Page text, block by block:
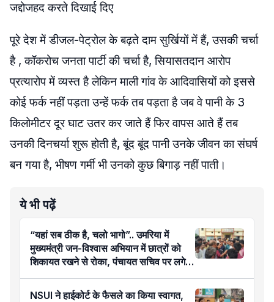
जद्दोजहद करते दिखाई दिए
पूरे देश में डीजल-पेट्रोल के बढ़ते दाम सुर्खियों में हैं, उसकी चर्चा
है , कॉकरोच जनता पार्टी की चर्चा है, सियासतदान आरोप
प्रत्यारोप में व्यस्त है लेकिन माली गांव के आदिवासियों को इससे
कोई फर्क नहीं पड़ता उन्हें फर्क तब पड़ता है जब वे पानी के 3
किलोमीटर दूर घाट उतर कर जाते हैं फिर वापस आते हैं तब
उनकी दिनचर्या शुरू होती है, बूंद बूंद पानी उनके जीवन का संघर्ष
बन गया है, भीषण गर्मी भी उनको कुछ बिगाड़ नहीं पाती।
ये भी पढ़ें
“यहां सब ठीक है, चलो भागो”.. उमरिया में
मुख्यमंत्री जन-विश्वास अभियान में छात्रों को
शिकायत रखने से रोका, पंचायत सचिव पर लगे
आरोप
NSUI ने हाईकोर्ट के फैसले का किया स्वागत,